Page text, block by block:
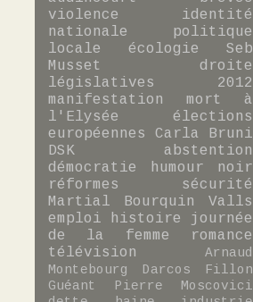
violence
identité
nationale
politique
locale
écologie
Seb
Musset
droite
législatives 2012
manifestation
mort à
l'Elysée
élections
européennes
Carla Bruni
DSK
abstention
démocratie
humour noir
réformes
sécurité
Martial Bourquin
Valls
emploi
histoire
journée
de la femme
romance
télévision
Arnaud
Montebourg
Darcos
Fillon
Guéant
Pierre Moscovici